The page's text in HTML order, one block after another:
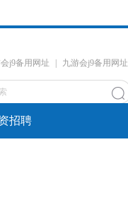
j9备用网址 九游会j9备用网址
招聘